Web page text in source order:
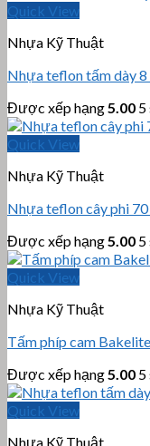
Quick View
Nhựa Kỹ Thuật
Nhựa teflon tấm dày
Được xếp hạng 5.00 5
Quick View
Nhựa Kỹ Thuật
Nhựa teflon cây phi
Được xếp hạng 5.00 5
Quick View
Nhựa Kỹ Thuật
Tấm phíp cam
Được xếp hạng 5.00 5
Quick View
Nhựa Kỹ Thuật